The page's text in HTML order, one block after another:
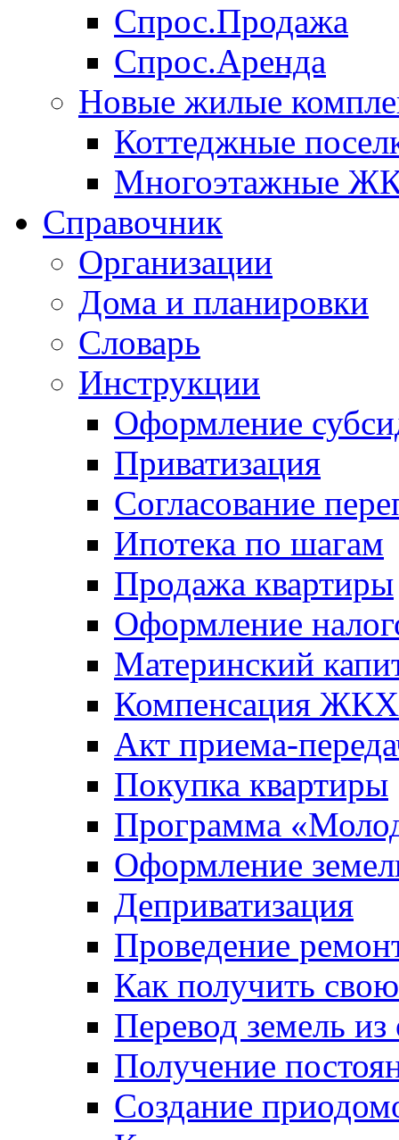
Спрос.Продажа
Спрос.Аренда
Новые жилые
Коттеджные
Многоэтажные
Справочник
Организации
Дома и планировки
Словарь
Инструкции
Оформление
Приватизация
Согласование
Ипотека по шагам
Продажа квартиры
Оформление
Материнский
Компенсация ЖКХ
Акт приема-
Покупка квартиры
Программа
Оформление
Деприватизация
Проведение
Как получить
Перевод земель
Получение
Создание